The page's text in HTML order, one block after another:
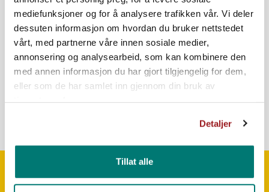
mediefunksjoner og for å analysere trafikken vår. Vi deler
dessuten informasjon om hvordan du bruker nettstedet
vårt, med partnerne våre innen sosiale medier,
annonsering og analysearbeid, som kan kombinere den
med annen informasjon du har gjort tilgjengelig for dem,
eller som de har samlet inn gjennom din bruk av
Detaljer
Tillat alle
Turen avsluttes på Ilha Grande, hvor dagene handler
om å være ute i naturen, med aktiviteter som snorkling
og fisking.
PRAKTISK INFORMASJON